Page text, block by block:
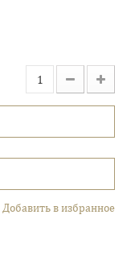
Добавить в избранное